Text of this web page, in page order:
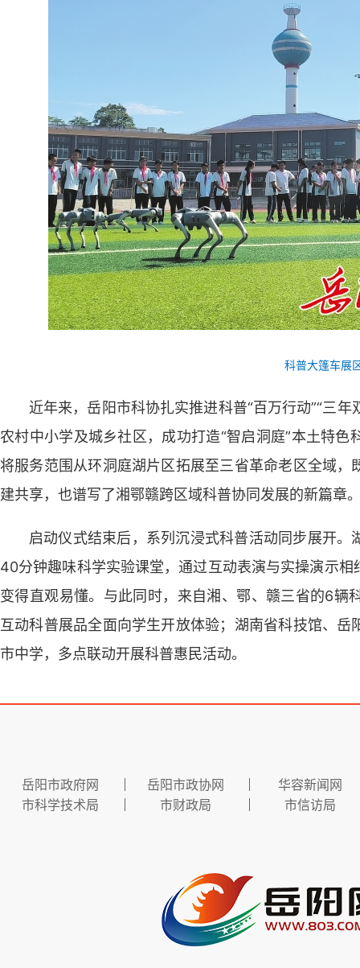
科普大篷车展
近年来，岳阳市科协扎实推进科普“百万行动”“三
农村中小学及城乡社区，成功打造“智启洞庭”本土特
将服务范围从环洞庭湖片区拓展至三省革命老区全域
建共享，也谱写了湘鄂赣跨区域科普协同发展的新篇章
启动仪式结束后，系列沉浸式科普活动同步展开
40分钟趣味科学实验课堂，通过互动表演与实操演示
变得直观易懂。与此同时，来自湘、鄂、赣三省的6辆
互动科普展品全面向学生开放体验；湖南省科技馆、
市中学，多点联动开展科普惠民活动。
岳阳市政府网 岳阳市政协网
华容新闻网
市科学技术局
市财政局 市信访局